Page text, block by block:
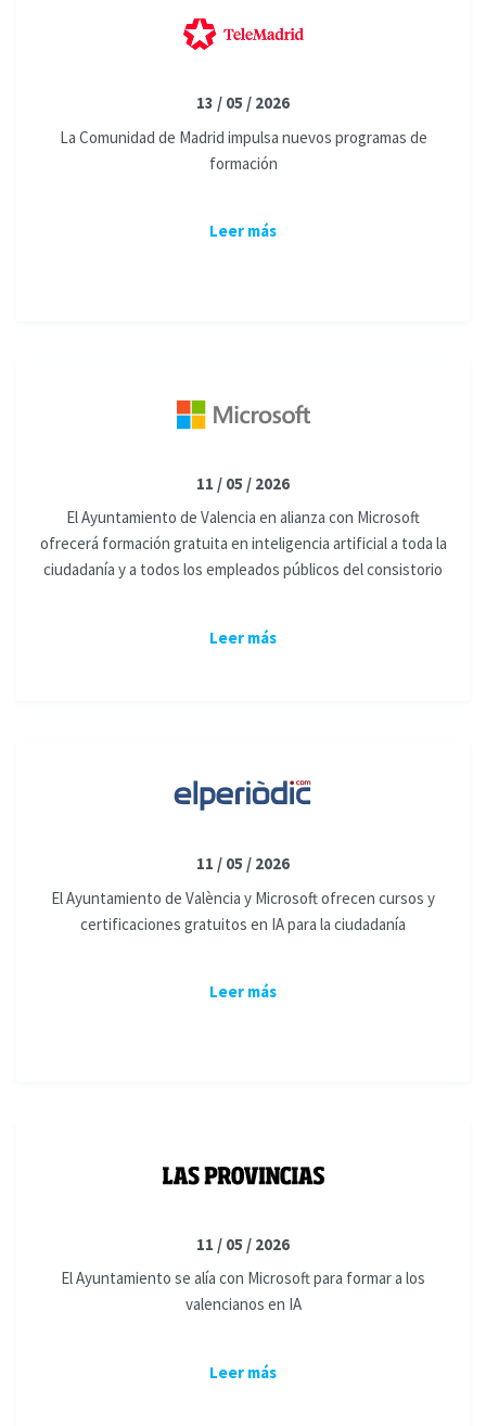
13 / 05 / 2026
La Comunidad de Madrid impulsa nuevos programas de
formación
Leer más
11 / 05 / 2026
El Ayuntamiento de Valencia en alianza con Microsoft
ofrecerá formación gratuita en inteligencia artificial a toda la
ciudadanía y a todos los empleados públicos del consistorio
Leer más
11 / 05 / 2026
El Ayuntamiento de València y Microsoft ofrecen cursos y
certificaciones gratuitos en IA para la ciudadanía
Leer más
11 / 05 / 2026
El Ayuntamiento se alía con Microsoft para formar a los
valencianos en IA
Leer más